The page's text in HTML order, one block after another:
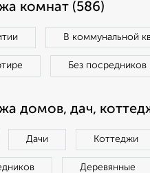
комнат (586)
В коммунальной
Без посредников
домов, дач,
Дачи Коттеджи
Деревянные